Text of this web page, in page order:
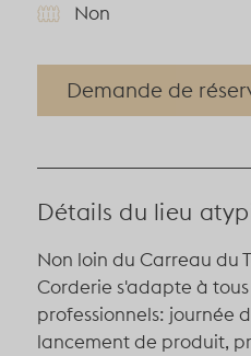
Non
Demande de
Détails du lieu
Non loin du Carreau du
Corderie s'adapte à
professionnels: journée
lancement de produit,